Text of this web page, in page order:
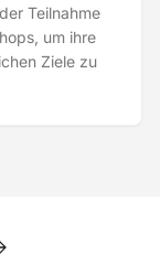
Teilnahme
um ihre
Ziele zu